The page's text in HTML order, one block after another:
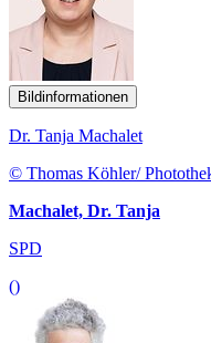
Bildinformationen
Dr. Tanja Machalet
© Thomas Köhler/
Machalet, Dr. Tanja
SPD
()